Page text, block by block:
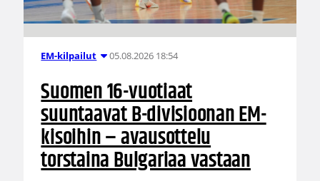
EM-kilpailut 05.08.2026 18:54
Suomen 16-vuotiaat
suuntaavat B-divisioonan EM-
kisoihin – avausottelu
torstaina Bulgariaa vastaan